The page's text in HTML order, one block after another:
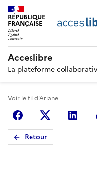
RÉPUBLIQUE
FRANÇAISE
Acceslibre
La plateforme
Voir le fil d'Ariane
FacebookX
Retour